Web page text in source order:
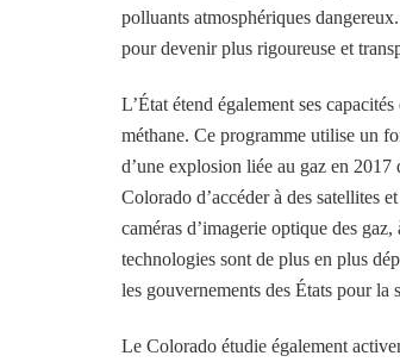
polluants atmosphériques
pour devenir plus rigoureuse et
L’État étend également ses
méthane. Ce programme utilise un
d’une explosion liée au gaz en
Colorado d’accéder à des satellites
caméras d’imagerie optique des
technologies sont de plus en plus
les gouvernements des États pour la
Le Colorado étudie également